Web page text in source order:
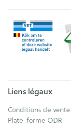
Liens légaux
Conditions de vente
Plate-forme ODR